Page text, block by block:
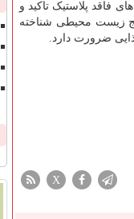
فاقد پلاستیک تاکید و
زیست محیطی شناخته
ضرورت دارد.
X